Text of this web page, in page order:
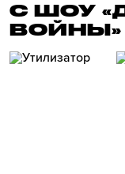
С ШОУ